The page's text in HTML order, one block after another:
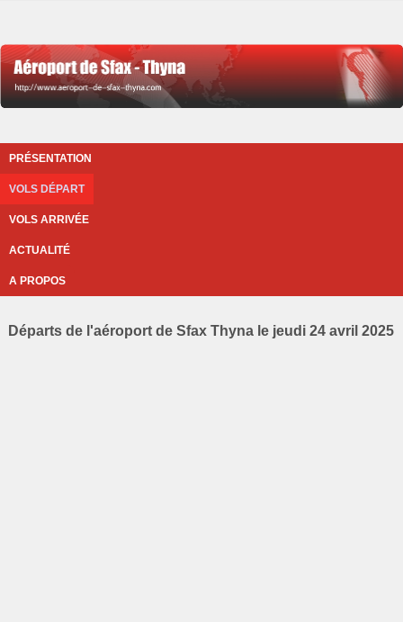
PRÉSENTATION
VOLS DÉPART
VOLS ARRIVÉE
ACTUALITÉ
A PROPOS
Départs de l'aéroport de Sfax Thyna le jeudi 24 avril 2025